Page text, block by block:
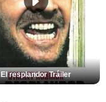
El resplandor Tráiler